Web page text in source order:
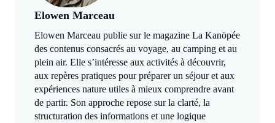
Elowen Marceau
Elowen Marceau publie sur le magazine La Kanöpée
des contenus consacrés au voyage, au camping et au
plein air. Elle s’intéresse aux activités à découvrir,
aux repères pratiques pour préparer un séjour et aux
expériences nature utiles à mieux comprendre avant
de partir. Son approche repose sur la clarté, la
structuration des informations et une logique